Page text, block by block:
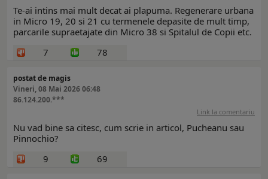
Te-ai intins mai mult decat ai plapuma. Regenerare urbana
in Micro 19, 20 si 21 cu termenele depasite de mult timp,
parcarile supraetajate din Micro 38 si Spitalul de Copii etc.
7
78
postat de magis
Vineri, 08 Mai 2026 06:48
86.124.200.***
Link la comentariu
Nu vad bine sa citesc, cum scrie in articol, Pucheanu sau
Pinnochio?
9
69